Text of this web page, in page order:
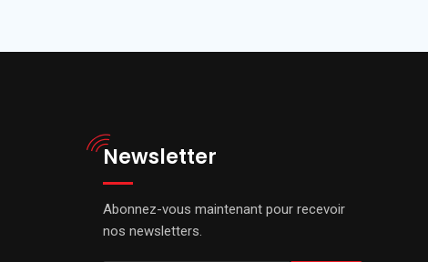
Newsletter
Abonnez-vous maintenant pour recevoir
nos newsletters.